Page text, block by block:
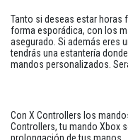
Tanto si deseas estar horas
forma esporádica, con los
asegurado. Si además eres
tendrás una estantería
mandos personalizados.
Con X Controllers los
Controllers, tu mando Xbox